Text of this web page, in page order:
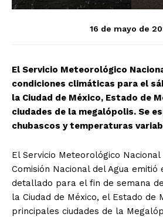
16 de mayo de
El Servicio Meteorológico
condiciones climáticas para el
la Ciudad de México, Estado de
ciudades de la megalópolis. Se
chubascos y temperaturas
El Servicio Meteorológico Nacional
Comisión Nacional del Agua emitió
detallado para el fin de semana
la Ciudad de México, el Estado de
principales ciudades de la